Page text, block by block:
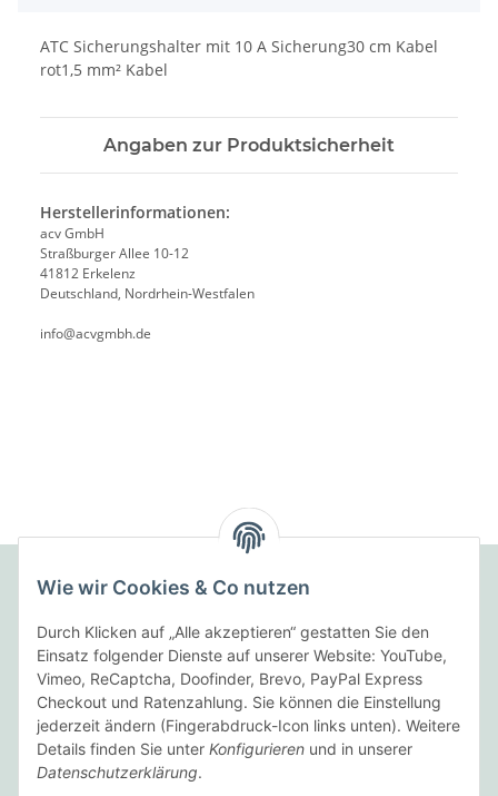
ATC Sicherungshalter mit 10 A Sicherung30 cm Kabel
rot1,5 mm² Kabel
Angaben zur Produktsicherheit
Herstellerinformationen:
acv GmbH
Straßburger Allee 10-12
41812 Erkelenz
Deutschland, Nordrhein-Westfalen
info@acvgmbh.de
Folgende Zahlungsarten bieten wir an:
Wir versenden mit:
Wie wir Cookies & Co nutzen
Durch Klicken auf „Alle akzeptieren“ gestatten Sie den
Einsatz folgender Dienste auf unserer Website: YouTube,
Vimeo, ReCaptcha, Doofinder, Brevo, PayPal Express
Checkout und Ratenzahlung. Sie können die Einstellung
jederzeit ändern (Fingerabdruck-Icon links unten). Weitere
Details finden Sie unter Konfigurieren und in unserer
Datenschutzerklärung.